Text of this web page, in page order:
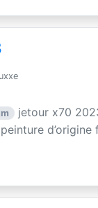
jetour x70